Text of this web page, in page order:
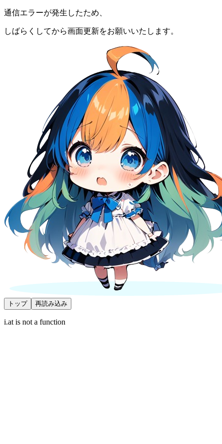
通信エラーが発生したため、
しばらくしてから画面更新をお願いいたします。
トップ 再読み込み
i.at is not a function